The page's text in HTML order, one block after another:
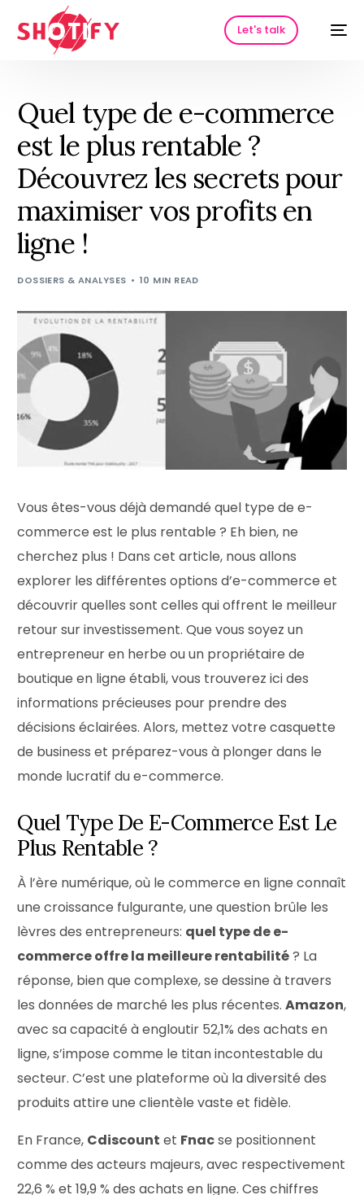
Let's talk
Quel type de e-commerce
est le plus rentable ?
Découvrez les secrets pour
maximiser vos profits en
ligne !
DOSSIERS & ANALYSES 10 MIN READ
Vous êtes-vous déjà demandé quel type de e-
commerce est le plus rentable ? Eh bien, ne
cherchez plus ! Dans cet article, nous allons
explorer les différentes options d’e-commerce et
découvrir quelles sont celles qui offrent le meilleur
retour sur investissement. Que vous soyez un
entrepreneur en herbe ou un propriétaire de
boutique en ligne établi, vous trouverez ici des
informations précieuses pour prendre des
décisions éclairées. Alors, mettez votre casquette
de business et préparez-vous à plonger dans le
monde lucratif du e-commerce.
Quel Type De E-Commerce Est Le
Plus Rentable ?
À l’ère numérique, où le commerce en ligne connaît
une croissance fulgurante, une question brûle les
lèvres des entrepreneurs: quel type de e-
commerce offre la meilleure rentabilité? La
réponse, bien que complexe, se dessine à travers
les données de marché les plus récentes.Amazon,
avec sa capacité à engloutir 52,1% des achats en
ligne, s’impose comme le titan incontestable du
secteur. C’est une plateforme où la diversité des
produits attire une clientèle vaste et fidèle.
En France, Cdiscount et Fnacse positionnent
comme des acteurs majeurs, avec respectivement
22,6 % et 19,9 % des achats en ligne. Ces chiffres